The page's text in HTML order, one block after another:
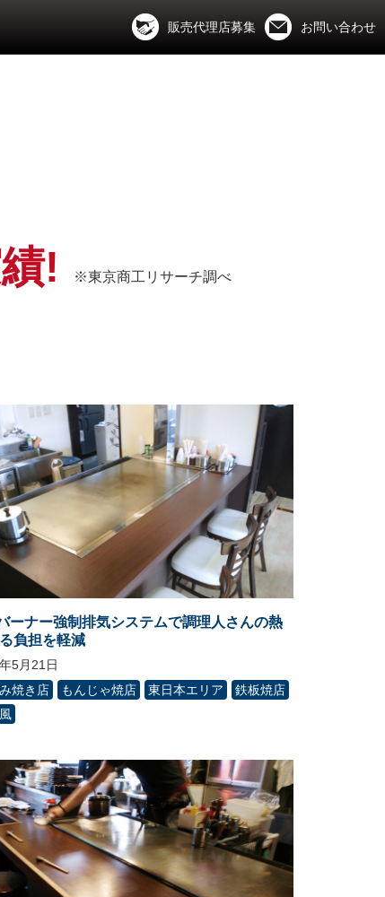
販売代理店募集 お問い合わせ
! ※東京商工リサーチ調べ
ーナー強制排気システムで調理人さんの熱
負担を軽減
5月21日
焼き店
もんじゃ焼店 東日本エリア
鉄板焼店